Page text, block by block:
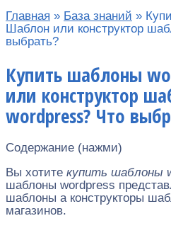
Главная » База знаний »
Шаблон или конструктор
выбрать?
Купить шаблоны
или конструктор
wordpress? Что
Содержание (нажми)
Вы хотите купить шаблоны
шаблоны wordpress
шаблоны а конструкторы
магазинов.